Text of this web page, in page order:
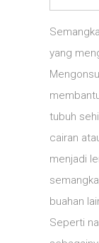
yang
tubuh
cairan
menjadi
buahan
Seperti